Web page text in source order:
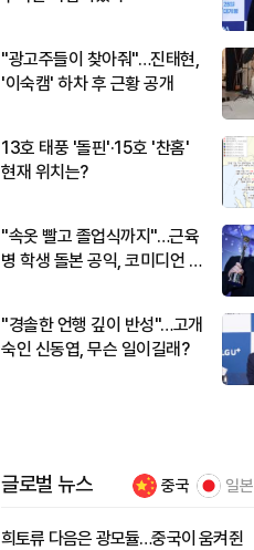
"광고주들이 찾아줘"…진태현,
'이숙캠' 하차 후 근황 공개
13호 태풍 '돌핀'·15호 '찬홈'
현재 위치는?
"속옷 빨고 졸업식까지"…근육
병 학생 돌본 공익, 코미디언 김
"경솔한 언행 깊이 반성"…고개
숙인 신동엽, 무슨 일이길래?
글로벌 뉴스 중국 일본
희토류 다음은 광모듈…중국이 움켜쥔